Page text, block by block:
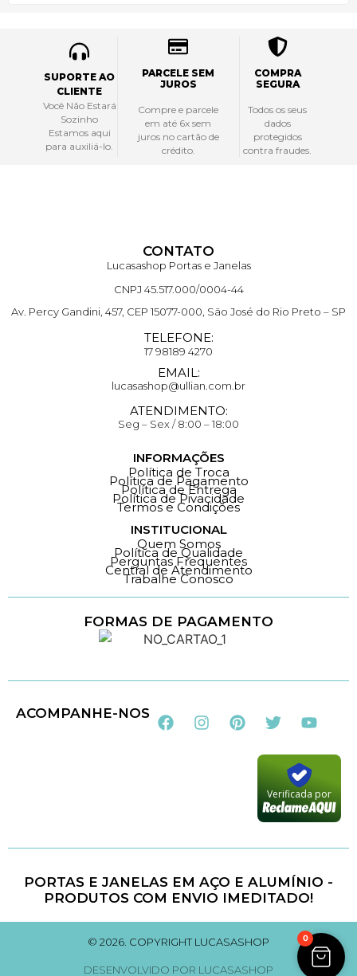
SUPORTE AO
CLIENTE
Você Não Estará
Sozinho
Estamos aqui
para auxiliá-lo.
PARCELE SEM
JUROS
Compre e parcele
em até 6x sem
juros no cartão de
crédito.
COMPRA
SEGURA
Todos os seus
dados
protegidos
contra fraudes.
CONTATO
Lucasashop Portas e Janelas
CNPJ 45.517.000/0004-44
Av. Percy Gandini, 457, CEP 15077-000, São José do Rio Preto – SP
TELEFONE:
17 98189 4270
EMAIL:
lucasashop@ullian.com.br
ATENDIMENTO:
Seg – Sex / 8:00 – 18:00
INFORMAÇÕES
Política de Troca
Política de Pagamento
Política de Entrega
Política de Pivacidade
Termos e Condições
INSTITUCIONAL
Quem Somos
Política de Qualidade
Perguntas Frequentes
Central de Atendimento
Trabalhe Conosco
FORMAS DE PAGAMENTO
ACOMPANHE-NOS
Verificada por
PORTAS E JANELAS EM AÇO E ALUMÍNIO -
PRODUTOS COM ENVIO IMEDITADO!
© 2026. COPYRIGHT LUCASASHOP
DESENVOLVIDO POR LUCASASHOP
0